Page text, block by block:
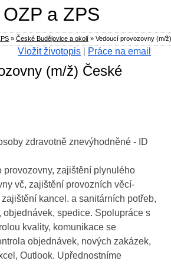
(m/ž) České
zdravotně znevýhodněné - ID
provozovny, zajištění plynulého
vč, zajištění provozních věcí-
kancel. a sanitárních potřeb,
objednávek, spedice. Spolupráce s
kvality, komunikace se
objednávek, nových zakázek,
Outlook. Upřednostníme
a ZPS
Vložit životopis Práce na email
» České Budějovice a okolí » Vedoucí provozovny (m/ž)